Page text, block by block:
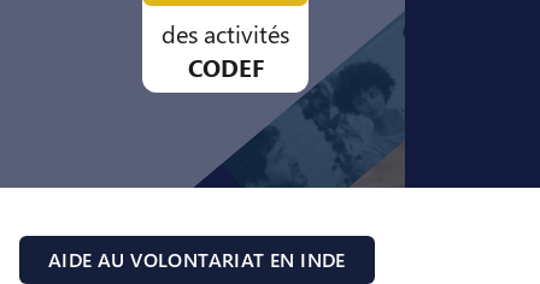
des activités
CODEF
AIDE AU VOLONTARIAT EN INDE